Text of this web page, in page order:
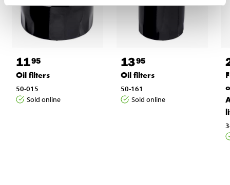
1195
Oil filters
50-015
Sold online
1395
Oil filters
50-161
Sold online